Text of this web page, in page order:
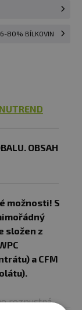
80% BÍLKOVIN
NUTREND
OBSAH
možnosti! S
složen z
a CFM
rozpustná.